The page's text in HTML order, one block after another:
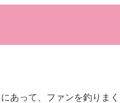
あって、ファンを釣りまく